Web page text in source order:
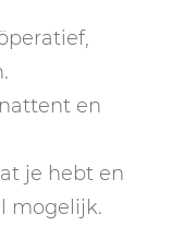
en
je hebt en
mogelijk.